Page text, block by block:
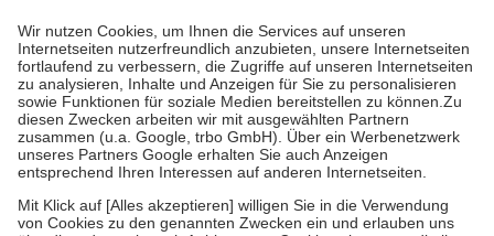
höchstens zehn Euro.
Es sind jedoch nie mehr als die tatsächlichen
Kosten der Leistung zu entrichten.
Diese Regeln gelten grundsätzlich auch für Online-Apotheken.
Bei Heilmitteln und häuslicher Krankenpflege beträgt die
Zuzahlung zehn Prozent der Kosten sowie zehn Euro je
Verordnung.
Um das Engagement der Versicherten für ihre eigene Gesundheit zu
stärken und die besondere Stellung der Familie zu unterstützen,
fallenkeine Zuzahlungenan bei:
• Kindern und Jugendlichen bis zum vollendeten 18. Lebensjahr